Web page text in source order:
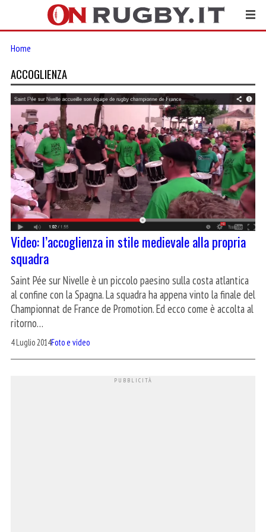
Home
ACCOGLIENZA
Video: l’accoglienza in stile medievale alla propria
squadra
Saint Pée sur Nivelle è un piccolo paesino sulla costa atlantica
al confine con la Spagna. La squadra ha appena vinto la finale del
Championnat de France de Promotion. Ed ecco come è accolta al
ritorno…
4 Luglio 2014Foto e video